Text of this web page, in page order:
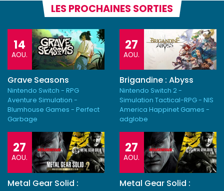
LES PROCHAINES SORTIES
14
AOU.
Grave Seasons
Nintendo Switch - RPG
Aventure Simulation -
Blumhouse Games - Perfect
Garbage
27
AOU.
Brigandine : Abyss
Nintendo Switch 2 -
Simulation Tactical-RPG - NIS
America Happinet Games -
adglobe
27
AOU.
Metal Gear Solid :
27
AOU.
Metal Gear Solid :